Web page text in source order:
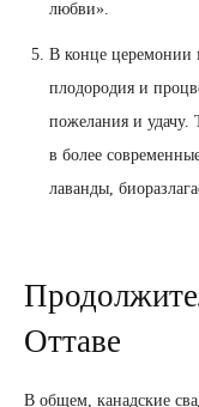
любви».
В конце церемонии
плодородия и
пожелания и удачу.
в более
лаванды,
Оттаве
В общем, канадские